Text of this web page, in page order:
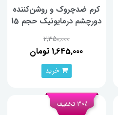
کرم ضدچروک و روشن‌کننده
دورچشم درمایونیک حجم 15
میلی لیتر
2,350,000
1,645,000 تومان
خرید
30٪ تخفیف